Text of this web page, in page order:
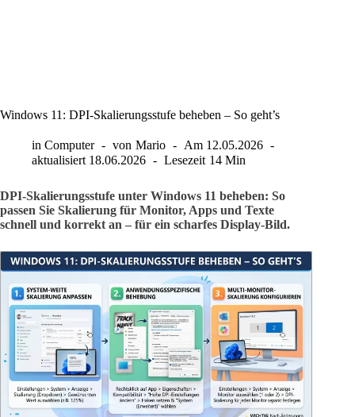
Windows 11: DPI-Skalierungsstufe beheben – So geht’s
in Computer von Mario Am 12.05.2026
aktualisiert 18.06.2026 Lesezeit 14 Min
DPI-Skalierungsstufe unter Windows 11 beheben: So
passen Sie Skalierung für Monitor, Apps und Texte
schnell und korrekt an – für ein scharfes Display-Bild.